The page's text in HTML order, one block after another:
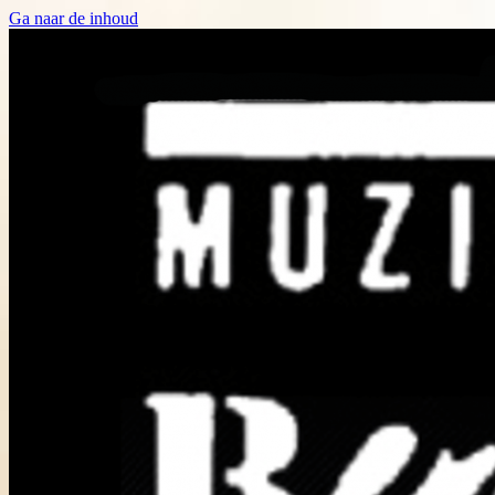
Ga naar de inhoud